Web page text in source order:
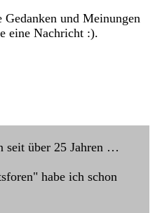
und Meinungen
eine Nachricht :).
seit über 25 Jahren …
habe ich schon